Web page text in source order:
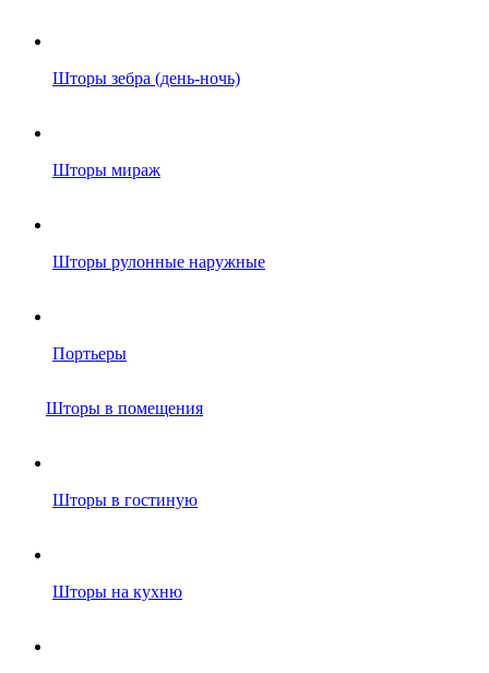
Шторы зебра (день-ночь)
Шторы мираж
Шторы рулонные наружные
Портьеры
Шторы в помещения
Шторы в гостиную
Шторы на кухню